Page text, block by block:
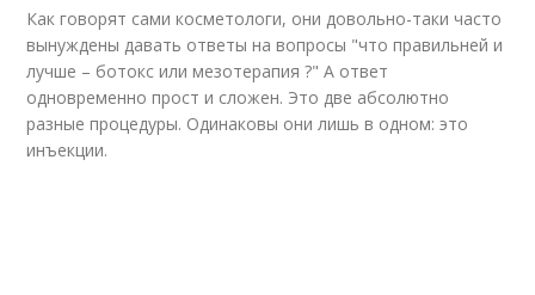
Как говорят сами косметологи, они довольно-таки часто
вынуждены давать ответы на вопросы "что правильней и
лучше – ботокс или мезотерапия ?" А ответ
одновременно прост и сложен. Это две абсолютно
разные процедуры. Одинаковы они лишь в одном: это
инъекции.